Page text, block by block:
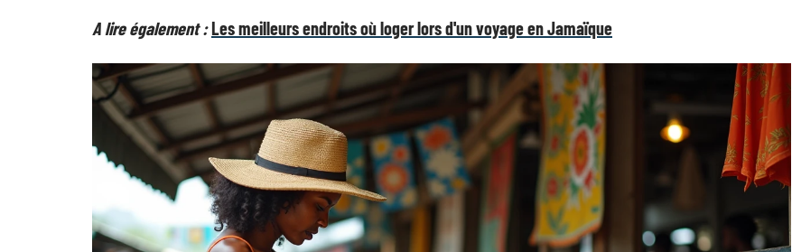
A lire également :Les meilleurs endroits où loger lors d'un voyage en Jamaïque